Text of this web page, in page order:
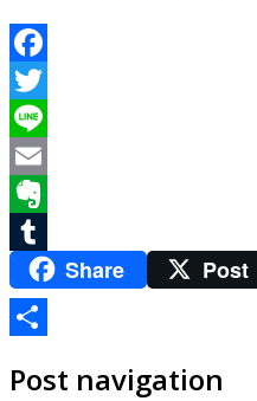
Facebook
Twitter
Line
Email
Evernote
TumblrShare Post
有
Post navigation